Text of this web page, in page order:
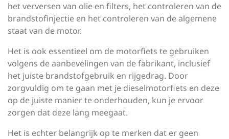
het verversen van olie en filters, het controleren van de
brandstofinjectie en het controleren van de algemene
staat van de motor.
Het is ook essentieel om de motorfiets te gebruiken
volgens de aanbevelingen van de fabrikant, inclusief
het juiste brandstofgebruik en rijgedrag. Door
zorgvuldig om te gaan met je dieselmotorfiets en deze
op de juiste manier te onderhouden, kun je ervoor
zorgen dat deze lang meegaat.
Het is echter belangrijk op te merken dat er geen